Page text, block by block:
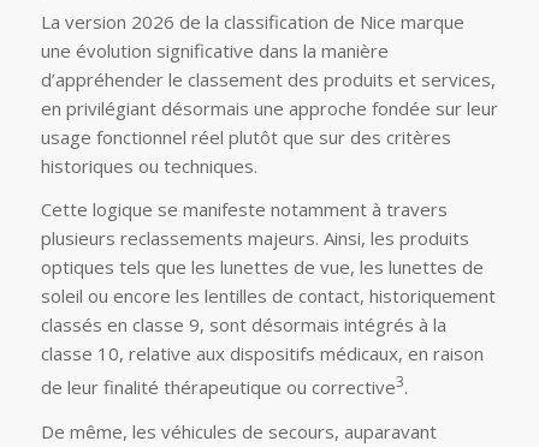
La version 2026 de la classification de Nice marque
une évolution significative dans la manière
d’appréhender le classement des produits et services,
en privilégiant désormais une approche fondée sur leur
usage fonctionnel réel plutôt que sur des critères
historiques ou techniques.
Cette logique se manifeste notamment à travers
plusieurs reclassements majeurs. Ainsi, les produits
optiques tels que les lunettes de vue, les lunettes de
soleil ou encore les lentilles de contact, historiquement
classés en classe 9, sont désormais intégrés à la
classe 10, relative aux dispositifs médicaux, en raison
de leur finalité thérapeutique ou corrective3.
De même, les véhicules de secours, auparavant